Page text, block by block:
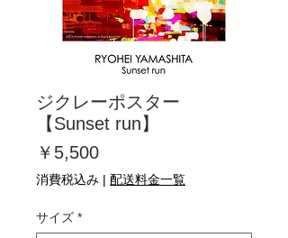
ジクレーポスター
【Sunset run】
￥5,500価
格
消費税込み | 配送料金一覧
サイズ *